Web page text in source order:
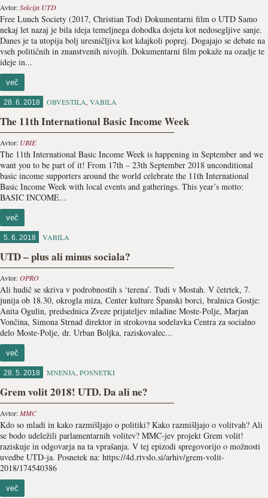
Avtor:Sekcija UTD
Free Lunch Society (2017, Christian Tod) Dokumentarni film o UTD Samo
nekaj let nazaj je bila ideja temeljnega dohodka dojeta kot nedosegljive sanje.
Danes je ta utopija bolj uresničljiva kot kdajkoli poprej. Dogajajo se debate na
vseh političnih in znanstvenih nivojih. Dokumentarni film pokaže na ozadje te
ideje in...
več
28. 6. 2018 OBVESTILA, VABILA
The 11th International Basic Income Week
Avtor: UBIE
The 11th International Basic Income Week is happening in September and we
want you to be part of it! From 17th – 23th September 2018 unconditional
basic income supporters around the world celebrate the 11th International
Basic Income Week with local events and gatherings. This year’s motto:
BASIC INCOME...
več
5. 6. 2018 VABILA
UTD – plus ali minus sociala?
Avtor:OPRO
Ali hudič se skriva v podrobnostih s ‘terena’. Tudi v Mostah. V četrtek, 7.
junija ob 18.30, okrogla miza, Center kulture Španski borci, bralnica Gostje:
Anita Ogulin, predsednica Zveze prijateljev mladine Moste-Polje, Marjan
Vončina, Simona Strnad direktor in strokovna sodelavka Centra za socialno
delo Moste-Polje, dr. Urban Boljka, raziskovalec...
več
28. 5. 2018 MNENJA, POSNETKI
Grem volit 2018! UTD. Da ali ne?
Avtor:MMC
Kdo so mladi in kako razmišljajo o politiki? Kako razmišljajo o volitvah? Ali
se bodo udeležili parlamentarnih volitev? MMC-jev projekt Grem volit!
raziskuje in odgovarja na ta vprašanja. V tej epizodi spregovorijo o možnosti
uvedbe UTD-ja. Posnetek na: https://4d.rtvslo.si/arhiv/grem-volit-
2018/174540386
več